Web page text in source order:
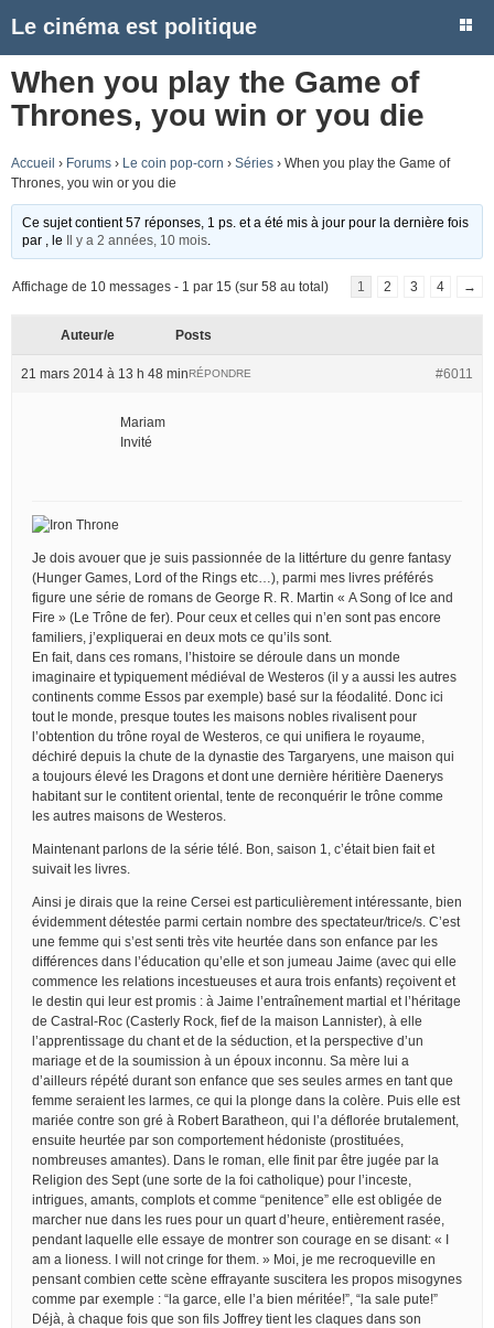
Le cinéma est politique
When you play the Game of
Thrones, you win or you die
Accueil › Forums › Le coin pop-corn › Séries › When you play the Game of
Thrones, you win or you die
Ce sujet contient 57 réponses, 1 ps. et a été mis à jour pour la dernière fois
par
, le Il y a 2 années, 10 mois
Affichage de 10 messages - 1 par 15 (sur 58 au total) 1 2 3 4 →
Auteur/e Posts
21 mars 2014 à 13 h 48 min #6011
RÉPONDRE
Mariam
Invité
Je dois avouer que je suis passionnée de la littérture du genre fantasy
(Hunger Games, Lord of the Rings etc…), parmi mes livres préférés
figure une série de romans de George R. R. Martin « A Song of Ice and
Fire » (Le Trône de fer). Pour ceux et celles qui n’en sont pas encore
familiers, j’expliquerai en deux mots ce qu’ils sont.
En fait, dans ces romans, l’histoire se déroule dans un monde
imaginaire et typiquement médiéval de Westeros (il y a aussi les autres
continents comme Essos par exemple) basé sur la féodalité. Donc ici
tout le monde, presque toutes les maisons nobles rivalisent pour
l’obtention du trône royal de Westeros, ce qui unifiera le royaume,
déchiré depuis la chute de la dynastie des Targaryens, une maison qui
a toujours élevé les Dragons et dont une dernière héritière Daenerys
habitant sur le contitent oriental, tente de reconquérir le trône comme
les autres maisons de Westeros.
Maintenant parlons de la série télé. Bon, saison 1, c’était bien fait et
suivait les livres.
Ainsi je dirais que la reine Cersei est particulièrement intéressante, bien
évidemment détestée parmi certain nombre des spectateur/trice/s. C’est
une femme qui s’est senti très vite heurtée dans son enfance par les
différences dans l’éducation qu’elle et son jumeau Jaime (avec qui elle
commence les relations incestueuses et aura trois enfants) reçoivent et
le destin qui leur est promis : à Jaime l’entraînement martial et l’héritage
de Castral-Roc (Casterly Rock, fief de la maison Lannister), à elle
l’apprentissage du chant et de la séduction, et la perspective d’un
mariage et de la soumission à un époux inconnu. Sa mère lui a
d’ailleurs répété durant son enfance que ses seules armes en tant que
femme seraient les larmes, ce qui la plonge dans la colère. Puis elle est
mariée contre son gré à Robert Baratheon, qui l’a déflorée brutalement,
ensuite heurtée par son comportement hédoniste (prostituées,
nombreuses amantes). Dans le roman, elle finit par être jugée par la
Religion des Sept (une sorte de la foi catholique) pour l’inceste,
intrigues, amants, complots et comme “penitence” elle est obligée de
marcher nue dans les rues pour un quart d’heure, entièrement rasée,
pendant laquelle elle essaye de montrer son courage en se disant: « I
am a lioness. I will not cringe for them. » Moi, je me recroqueville en
pensant combien cette scène effrayante suscitera les propos misogynes
comme par exemple : “la garce, elle l’a bien méritée!”, “la sale pute!”
Déjà, à chaque fois que son fils Joffrey tient les claques dans son